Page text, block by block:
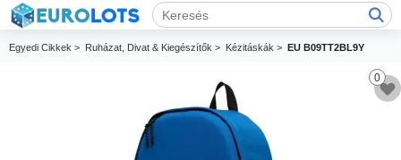
Egyedi Cikkek > Ruházat, Divat & Kiegészítők > Kézitáskák > EU B09TT2BL9Y
0